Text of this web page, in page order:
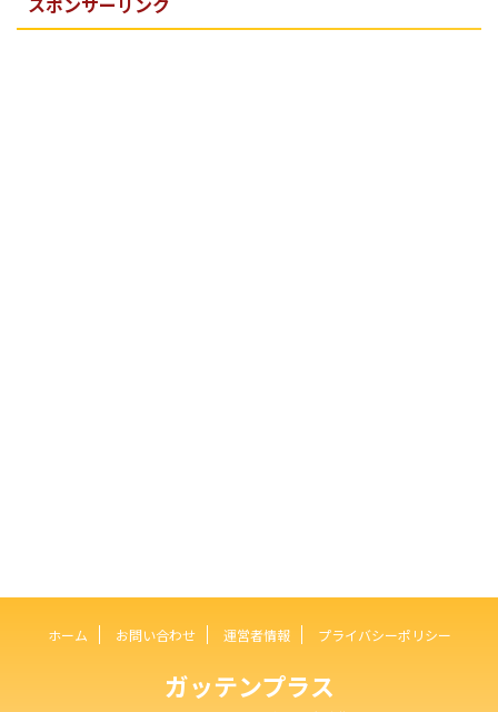
ホーム お問い合わせ 運営者情報 プライバシーポリシー
ガッテンプラス